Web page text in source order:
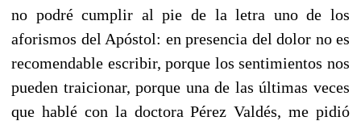
no podré cumplir al pie de la letra uno de los
aforismos del Apóstol: en presencia del dolor no es
recomendable escribir, porque los sentimientos nos
pueden traicionar, porque una de las últimas veces
que hablé con la doctora Pérez Valdés, me pidió